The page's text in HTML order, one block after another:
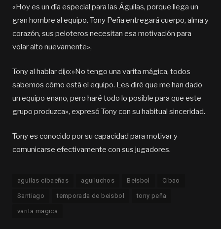
«Hoy es un día especial para las Águilas, porque llega un
gran hombre al equipo. Tony Peña entregará cuerpo, alma y
corazón, sus peloteros necesitan esa motivación para
volar alto nuevamente»,
Tony al hablar dijo:»No tengo una varita mágica, todos
sabemos cómo está el equipo. Les diré que me han dado
un equipo enano, pero haré todo lo posible para que este
grupo produzca», expresó Tony con su habitual sinceridad.
Tony es conocido por su capacidad para motivar y
comunicarse efectivamente con sus jugadores.
aguilas cibaeñas aguiluchos Beisbol Cibao
Santiago temporada de beisbol tony peña
varita magica